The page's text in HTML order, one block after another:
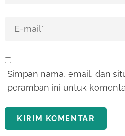
Simpan nama, email, dan
peramban ini untuk